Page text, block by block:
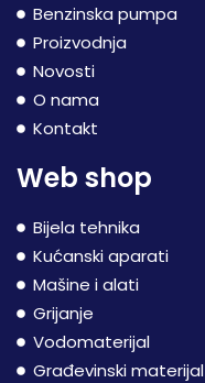
Benzinska pumpa
Proizvodnja
Novosti
O nama
Kontakt
Web shop
Bijela tehnika
Kućanski aparati
Mašine i alati
Grijanje
Vodomaterijal
Građevinski materijal